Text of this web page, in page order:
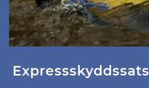
Expressskyddssats